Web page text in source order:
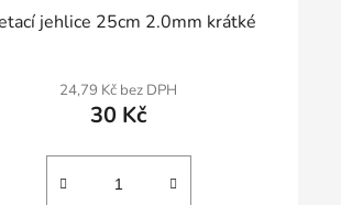
Pletací jehlice 25cm 2.0mm krátké
24,79 Kč bez DPH
30 Kč